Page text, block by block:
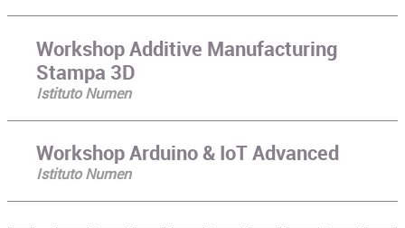
Workshop Additive Manufacturing
Stampa 3D
Istituto Numen
Workshop Arduino & IoT Advanced
Istituto Numen